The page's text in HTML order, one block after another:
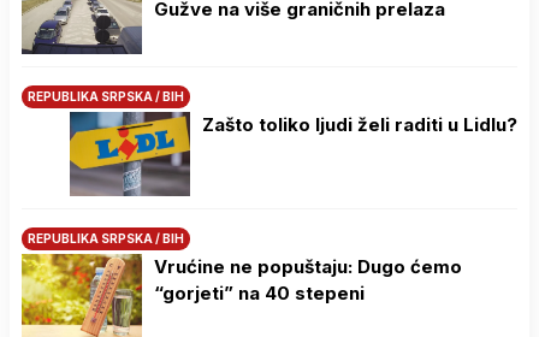
Gužve na više graničnih prelaza
REPUBLIKA SRPSKA / BIH
Zašto toliko ljudi želi raditi u Lidlu?
REPUBLIKA SRPSKA / BIH
Vrućine ne popuštaju: Dugo ćemo
“gorjeti” na 40 stepeni